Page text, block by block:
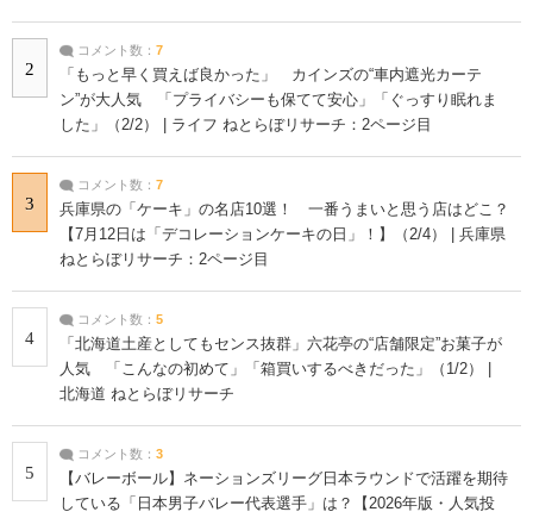
2
コメント数： 7
「もっと早く買えば良かった」 カインズの“車内遮光カーテ
ン”が大人気 「プライバシーも保てて安心」「ぐっすり眠れま
した」（2/2） | ライフ ねとらぼリサーチ：2ページ目
3
コメント数： 7
兵庫県の「ケーキ」の名店10選！ 一番うまいと思う店はどこ？
【7月12日は「デコレーションケーキの日」！】（2/4） | 兵庫県
ねとらぼリサーチ：2ページ目
4
コメント数： 5
「北海道土産としてもセンス抜群」六花亭の“店舗限定”お菓子が
人気 「こんなの初めて」「箱買いするべきだった」（1/2） |
北海道 ねとらぼリサーチ
5
コメント数： 3
【バレーボール】ネーションズリーグ日本ラウンドで活躍を期待
している「日本男子バレー代表選手」は？【2026年版・人気投